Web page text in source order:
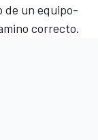
de un equipo-
correcto.